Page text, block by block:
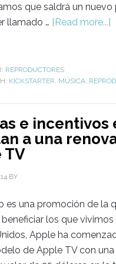
que saldrá un
llamado … [Read more...]
REPRODUCTORES
KICKSTARTER MÚSICA,
e incentivos
a una
TV
BY
es una promoción de la
los que vivimos
Apple ha
de Apple TV con